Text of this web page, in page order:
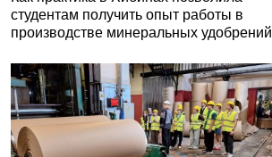
студентам получить опыт работы в
производстве минеральных удобрений